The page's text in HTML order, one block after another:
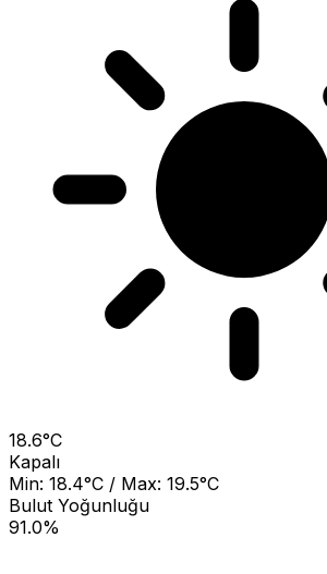
18.6°C
Kapalı
Min: 18.4°C / Max: 19.5°C
Bulut Yoğunluğu
91.0%